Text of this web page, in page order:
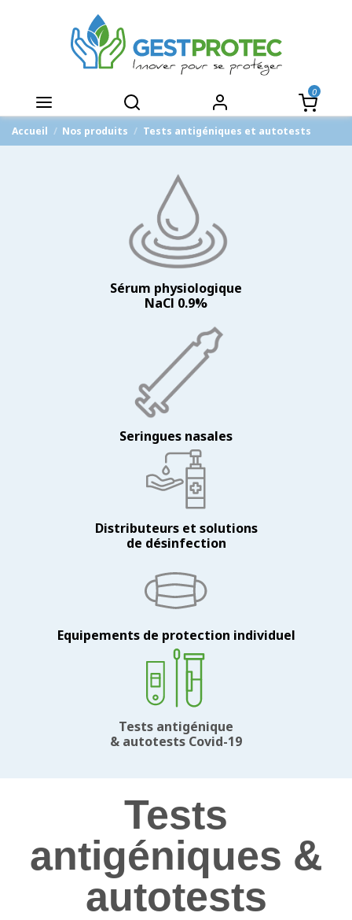
0
Accueil Nos produits Tests antigéniques et autotests
Sérum physiologique
NaCl 0.9%
Seringues nasales
Distributeurs et solutions
de désinfection
Equipements de protection individuel
Tests antigénique
& autotests Covid-19
Tests
antigéniques &
autotests